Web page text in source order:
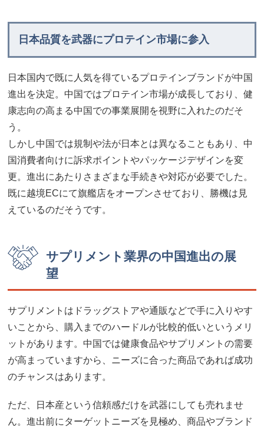
日本品質を武器にプロテイン市場に参入
日本国内で既に人気を得ているプロテインブランドが中国
進出を決定。中国ではプロテイン市場が成長しており、健
康志向の高まる中国での事業展開を視野に入れたのだそ
う。
しかし中国では規制や法が日本とは異なることもあり、中
国消費者向けに訴求ポイントやパッケージデザインを変
更。進出にあたりさまざまな手続きや対応が必要でした。
既に越境ECにて旗艦店をオープンさせており、勝機は見
えているのだそうです。
サプリメント業界の中国進出の展
望
サプリメントはドラッグストアや通販などで手に入りやす
いことから、購入までのハードルが比較的低いというメリ
ットがあります。中国では健康食品やサプリメントの需要
が高まっていますから、ニーズに合った商品であれば成功
のチャンスはあります。
ただ、日本産という信頼感だけを武器にしても売れませ
ん。進出前にターゲットニーズを見極め、商品やブランド